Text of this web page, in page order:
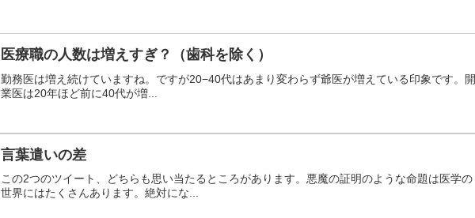
医療職の人数は増えすぎ？（歯科を除く）
勤務医は増え続けていますね。ですが20−40代はあまり変わらず爺医が増えている印象です。開
業医は20年ほど前に40代が増...
言葉遣いの差
この2つのツイート、どちらも思い当たるところがあります。悪魔の証明のような命題は医学の
世界にはたくさんあります。絶対にな...